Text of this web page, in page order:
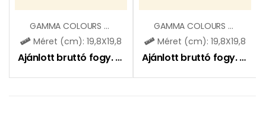
GAMMA COLOURS BIALA MAT
Méret (cm): 19,8X19,8
Ajánlott bruttó fogy. ár: 5900Ft
GAMMA COLOURS BIALA POLYSK
Méret (cm): 19,8X19,8
Ajánlott bruttó fogy. ár: